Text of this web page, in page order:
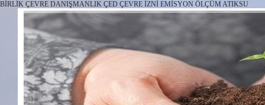
BİRLİK ÇEVRE DANIŞMANLIK ÇED ÇEVRE İZNİ EMİSYON ÖLÇÜM ATIKSU